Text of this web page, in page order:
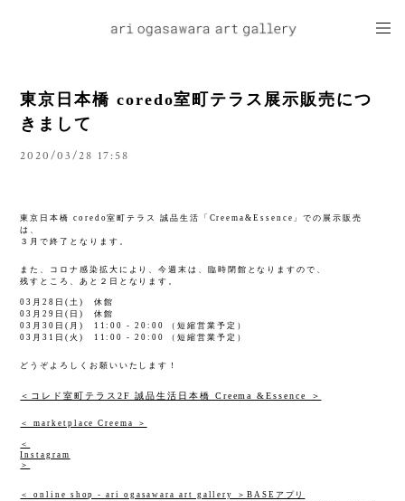
東京日本橋 coredo室町テラス展示販売につ
きまして
2020/03/28 17:58
東京日本橋 coredo室町テラス 誠品生活「Creema&Essence」での展示販売
は、
３月で終了となります。
また、コロナ感染拡大により、今週末は、臨時閉館となりますので、
残すところ、あと２日となります。
03月28日(土) 休館
03月29日(日) 休館
03月30日(月) 11:00 - 20:00 （短縮営業予定）
03月31日(火) 11:00 - 20:00 （短縮営業予定）
どうぞよろしくお願いいたします！
＜コレド室町テラス2F 誠品生活日本橋 Creema &Essence ＞
＜ marketplace Creema ＞
＜
Instagram
＞
＜ online shop - ari ogasawara art gallery ＞BASEアプリ